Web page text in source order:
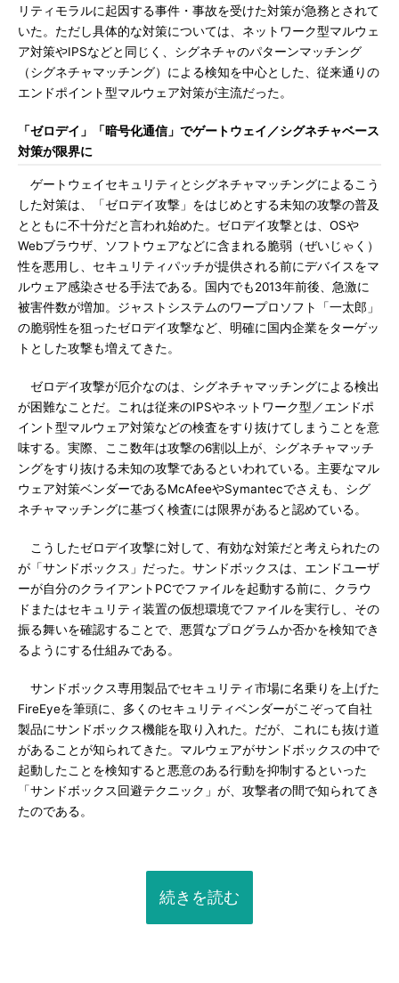
リティモラルに起因する事件・事故を受けた対策が急務とされて
いた。ただし具体的な対策については、ネットワーク型マルウェ
ア対策やIPSなどと同じく、シグネチャのパターンマッチング
（シグネチャマッチング）による検知を中心とした、従来通りの
エンドポイント型マルウェア対策が主流だった。
「ゼロデイ」「暗号化通信」でゲートウェイ／シグネチャベース
対策が限界に
ゲートウェイセキュリティとシグネチャマッチングによるこう
した対策は、「ゼロデイ攻撃」をはじめとする未知の攻撃の普及
とともに不十分だと言われ始めた。ゼロデイ攻撃とは、OSや
Webブラウザ、ソフトウェアなどに含まれる脆弱（ぜいじゃく）
性を悪用し、セキュリティパッチが提供される前にデバイスをマ
ルウェア感染させる手法である。国内でも2013年前後、急激に
被害件数が増加。ジャストシステムのワープロソフト「一太郎」
の脆弱性を狙ったゼロデイ攻撃など、明確に国内企業をターゲッ
トとした攻撃も増えてきた。
ゼロデイ攻撃が厄介なのは、シグネチャマッチングによる検出
が困難なことだ。これは従来のIPSやネットワーク型／エンドポ
イント型マルウェア対策などの検査をすり抜けてしまうことを意
味する。実際、ここ数年は攻撃の6割以上が、シグネチャマッチ
ングをすり抜ける未知の攻撃であるといわれている。主要なマル
ウェア対策ベンダーであるMcAfeeやSymantecでさえも、シグ
ネチャマッチングに基づく検査には限界があると認めている。
こうしたゼロデイ攻撃に対して、有効な対策だと考えられたの
が「サンドボックス」だった。サンドボックスは、エンドユーザ
ーが自分のクライアントPCでファイルを起動する前に、クラウ
ドまたはセキュリティ装置の仮想環境でファイルを実行し、その
振る舞いを確認することで、悪質なプログラムか否かを検知でき
るようにする仕組みである。
サンドボックス専用製品でセキュリティ市場に名乗りを上げた
FireEyeを筆頭に、多くのセキュリティベンダーがこぞって自社
製品にサンドボックス機能を取り入れた。だが、これにも抜け道
があることが知られてきた。マルウェアがサンドボックスの中で
起動したことを検知すると悪意のある行動を抑制するといった
「サンドボックス回避テクニック」が、攻撃者の間で知られてき
たのである。
続きを読む